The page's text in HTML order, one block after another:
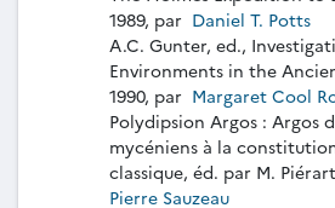
1989, par Daniel T. Potts
A.C. Gunter, ed.,
Environments in the
1990, par Margaret Cool
Polydipsion Argos : Argos
mycéniens à la
classique, éd. par M.
Pierre Sauzeau